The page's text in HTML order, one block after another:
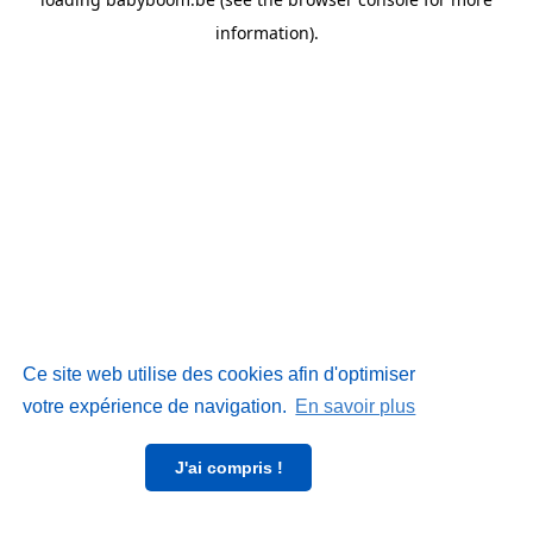
Ce site web utilise des cookies afin d'optimiser
votre expérience de navigation. En savoir plus
J'ai compris !
information).